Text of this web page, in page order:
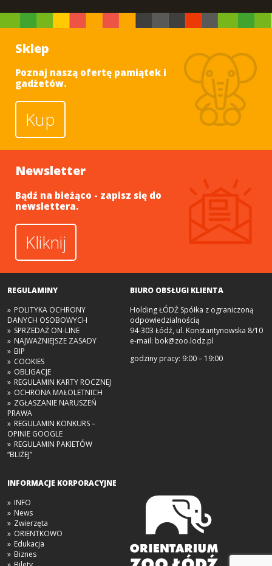
Sklep
Poznaj naszą ofertę pamiątek i
gadżetów.
Kup
Newsletter
Bądź na bieżąco - zapisz się do
newslettera.
Kliknij
REGULAMINY
POLITYKA OCHRONY
DANYCH OSOBOWYCH
SPRZEDAŻ ON-LINE
NAJWAŻNIEJSZE ZASADY
BIP
COOKIES
OBLIGACJE
REGULAMIN KARTY ROCZNEJ
OCHRONA MAŁOLETNICH
ZGŁASZANIE NARUSZEŃ
PRAWA
REGULAMIN KONKURS –
OPINIE GOOGLE
REGULAMIN PAKIETÓW
“BLIŻEJ”
INFORMACJE KORPORACYJNE
INFO
News
Zwierzęta
ORIENTKOWO
Edukacja
Biznes
BIURO OBSŁUGI KLIENTA
Holding ŁÓDŹ Spółka z ograniczoną
odpowiedzialnością
94-303 Łódź, ul. Konstantynowska 8/10
e-mail: bok@zoo.lodz.pl
godziny pracy: 9:00 – 19:00